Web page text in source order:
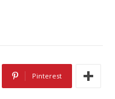
Pinterest